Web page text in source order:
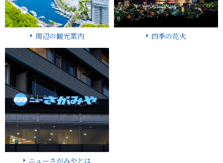
周辺の観光案内 四季の花火
ニューさがみやとは